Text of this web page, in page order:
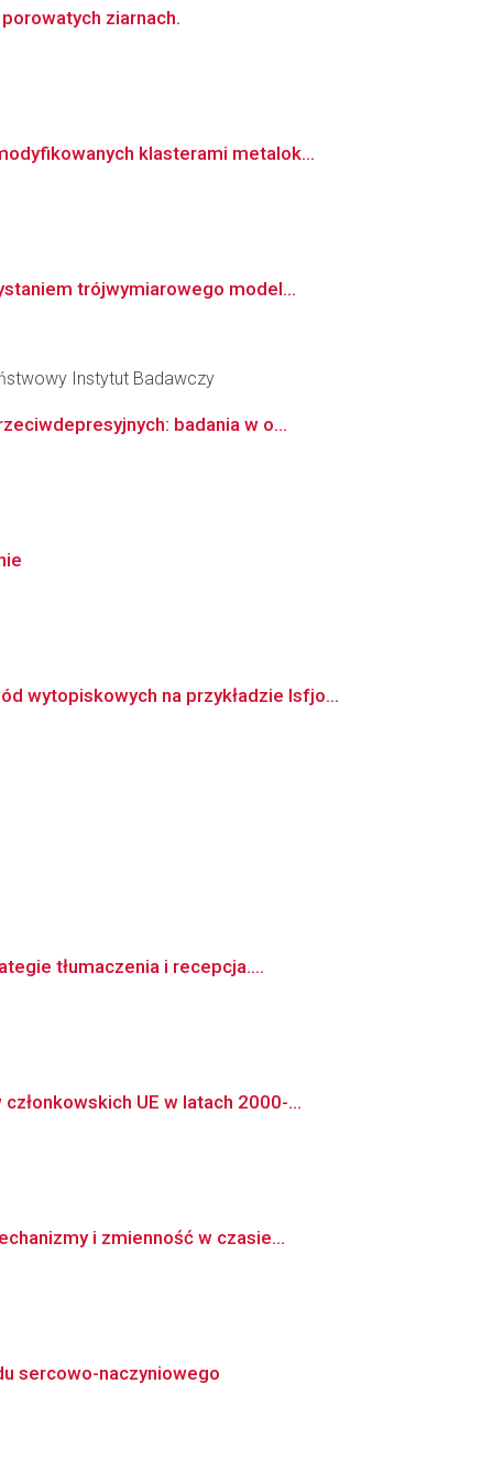
ziarnach.
klasterami metalok...
trójwymiarowego model...
Instytut Badawczy
badania w o...
wytopiskowych na przykładzie Isfjo...
tłumaczenia i recepcja....
UE w latach 2000-...
i zmienność w czasie...
sercowo-naczyniowego